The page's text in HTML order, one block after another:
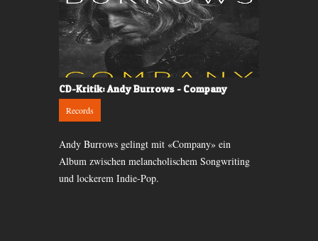
CD-Kritik: Andy Burrows - Company
Records
Andy Burrows gelingt mit «Company» ein
Album zwischen melancholischem Songwriting
und lockerem Indie-Pop.